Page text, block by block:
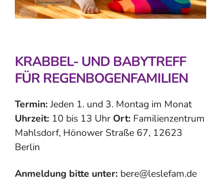
KRABBEL- UND BABYTREFF
FÜR REGENBOGENFAMILIEN
Termin:Jeden 1. und 3. Montag im Monat
Uhrzeit: 10 bis 13 Uhr Ort: Familienzentrum
Mahlsdorf, Hönower Straße 67, 12623
Berlin
Anmeldung bitte unter: bere@leslefam.de